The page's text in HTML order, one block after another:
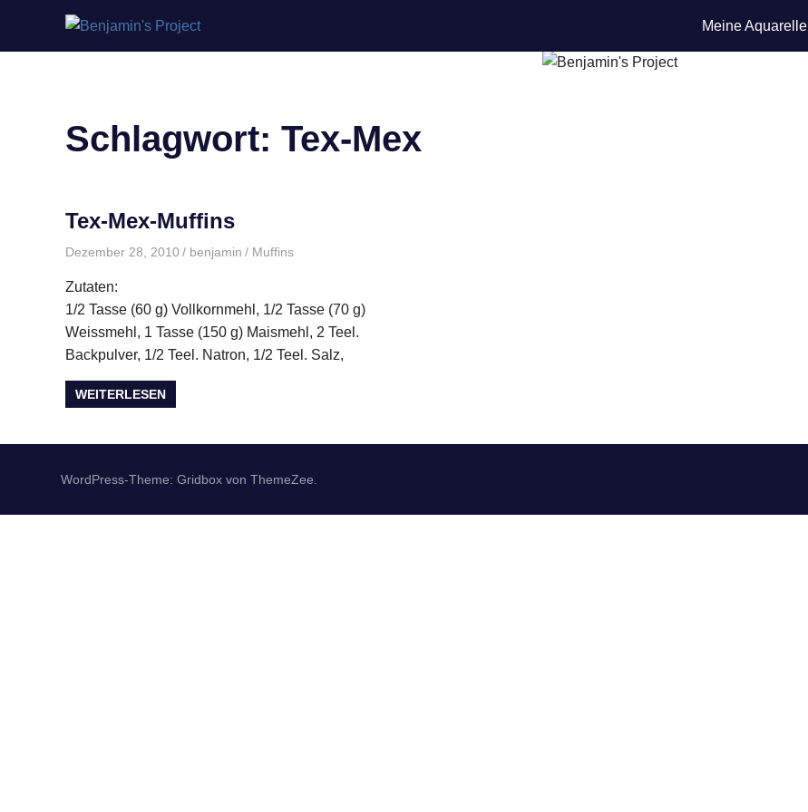
Meine Aquarelle
Schlagwort: Tex-Mex
Tex-Mex-Muffins
Dezember 28, 2010 benjamin Muffins
Zutaten:
1/2 Tasse (60 g) Vollkornmehl, 1/2 Tasse (70 g)
Weissmehl, 1 Tasse (150 g) Maismehl, 2 Teel.
Backpulver, 1/2 Teel. Natron, 1/2 Teel. Salz,
WEITERLESEN
WordPress-Theme: Gridbox von ThemeZee.